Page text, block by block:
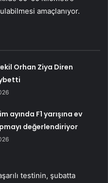
amaçlanıyor.
Orhan Ziya Diren
ayında F1 yarışına ev
değerlendiriyor
testinin, şubatta